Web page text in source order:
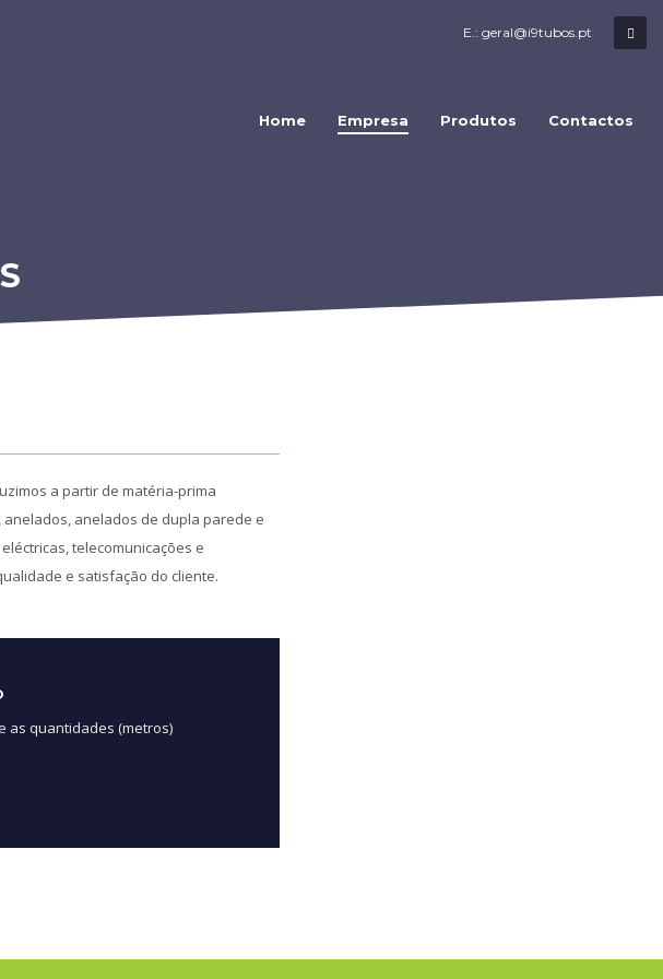
E.: geral@i9tubos.pt
Home Empresa Produtos Contactos
a partir de matéria-prima
anelados de dupla parede e
telecomunicações e
e satisfação do cliente.
as quantidades (metros)